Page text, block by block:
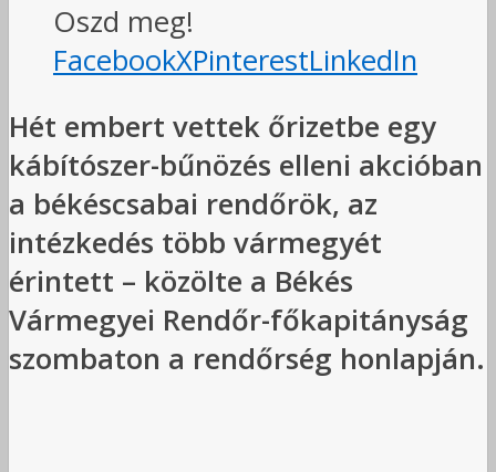
Oszd meg!
FacebookXPinterestLinkedIn
Hét embert vettek őrizetbe egy
kábítószer-bűnözés elleni akcióban
a békéscsabai rendőrök, az
intézkedés több vármegyét
érintett – közölte a Békés
Vármegyei Rendőr-főkapitányság
szombaton a rendőrség honlapján.